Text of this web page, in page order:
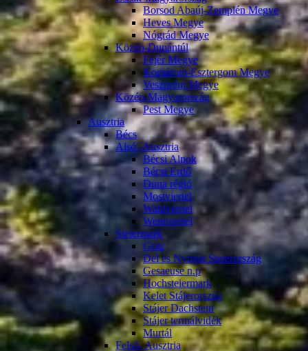
Borsod Abaúj-Zemplén Megye
Heves Megye
Nógrád Megye
Közép-Dunántúl
Fejér Megye
Komárom-Esztergom Megye
Veszprém Megye
Közép-Magyarország
Pest Megye
Ausztria
Bécs
Alsó -Ausztria
Bécsi Alpok
Bécsi Erdő
Duna régió
Mostviertel
Waldviertel
Weinviertel
Steiermark
Graz
Dél és Nyugat Steierország
Gesaeuse n.p
Hochsteiermark
Kelet Stájerország
Stájer Dachstein
Stájer termálvidék
Murtál
Felső- Ausztria